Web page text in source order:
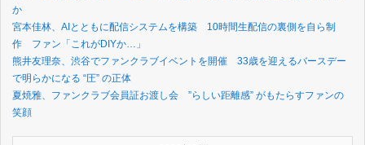
か
宮本佳林、AIとともに配信システムを構築 10時間生配信の裏側を自ら制
作 ファン「これがDIYか…」
熊井友理奈、渋谷でファンクラブイベントを開催 33歳を迎えるバースデー
で明らかになる “圧” の正体
夏焼雅、ファンクラブ会員証お渡し会 ”らしい距離感” がもたらすファンの
笑顔